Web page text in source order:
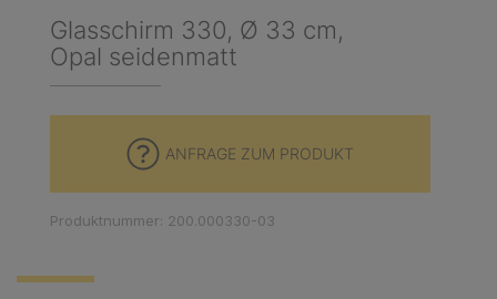
Glasschirm 330, Ø 33 cm,
Opal seidenmatt
ANFRAGE ZUM PRODUKT
Produktnummer: 200.000330-03